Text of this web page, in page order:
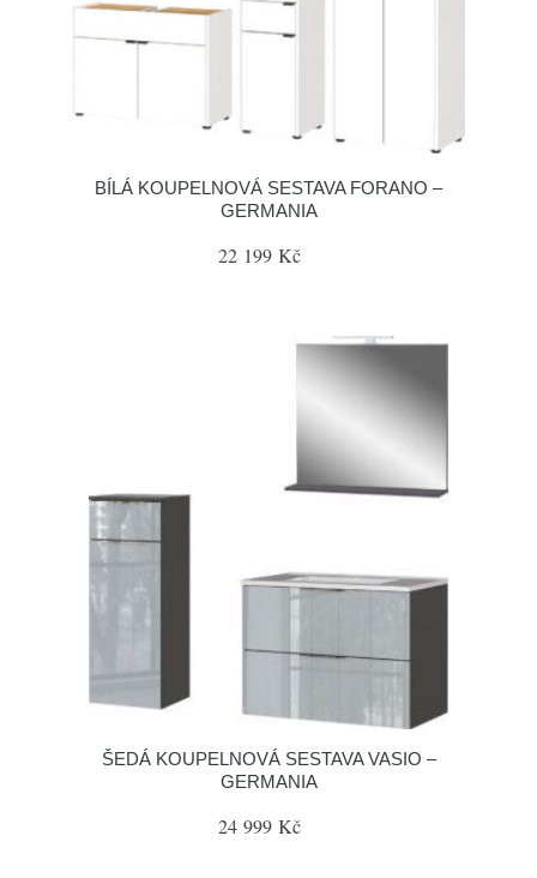
BÍLÁ KOUPELNOVÁ SESTAVA FORANO –
GERMANIA
22 199 Kč
ŠEDÁ KOUPELNOVÁ SESTAVA VASIO –
GERMANIA
24 999 Kč